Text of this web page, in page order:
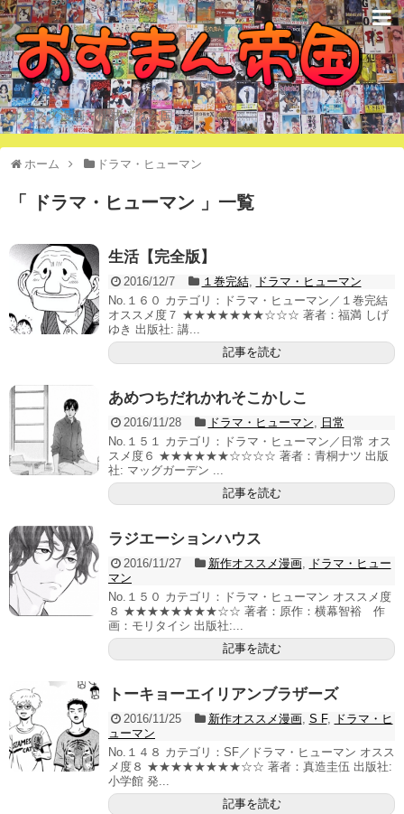
オススメ漫画で構成された国
ホーム ドラマ・ヒューマン
「 ドラマ・ヒューマン 」一覧
生活【完全版】
2016/12/7 １巻完結, ドラマ・ヒューマン
No.１６０ カテゴリ：ドラマ・ヒューマン／１巻完結
オススメ度７ ★★★★★★★☆☆☆ 著者：福満 しげ
ゆき 出版社: 講...
記事を読む
あめつちだれかれそこかしこ
2016/11/28 ドラマ・ヒューマン, 日常
No.１５１ カテゴリ：ドラマ・ヒューマン／日常 オス
スメ度６ ★★★★★★☆☆☆☆ 著者：青桐ナツ 出版
社: マッグガーデン ...
記事を読む
ラジエーションハウス
2016/11/27 新作オススメ漫画, ドラマ・ヒュー
マン
No.１５０ カテゴリ：ドラマ・ヒューマン オススメ度
８ ★★★★★★★★☆☆ 著者：原作：横幕智裕 作
画：モリタイシ 出版社:...
記事を読む
トーキョーエイリアンブラザーズ
2016/11/25 新作オススメ漫画, S F, ドラマ・ヒ
ューマン
No.１４８ カテゴリ：SF／ドラマ・ヒューマン オスス
メ度８ ★★★★★★★★☆☆ 著者：真造圭伍 出版社:
小学館 発...
記事を読む